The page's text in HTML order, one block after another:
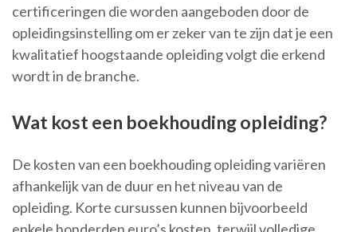
certificeringen die worden aangeboden door de
opleidingsinstelling om er zeker van te zijn dat je een
kwalitatief hoogstaande opleiding volgt die erkend
wordt in de branche.
Wat kost een boekhouding opleiding?
De kosten van een boekhouding opleiding variëren
afhankelijk van de duur en het niveau van de
opleiding. Korte cursussen kunnen bijvoorbeeld